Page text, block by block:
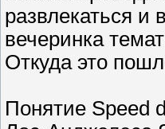
развлекаться и
вечеринка
Откуда это
Понятие Speed